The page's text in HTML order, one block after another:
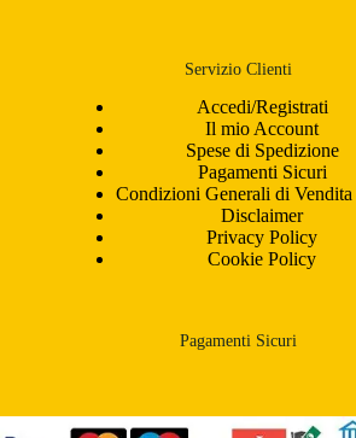
Servizio Clienti
Accedi/Registrati
Il mio Account
Spese di Spedizione
Pagamenti Sicuri
Condizioni Generali di Vendita
Disclaimer
Privacy Policy
Cookie Policy
Pagamenti Sicuri